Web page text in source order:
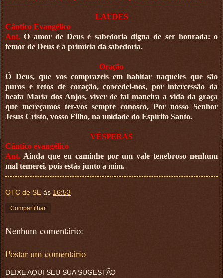
LAUDES
Cântico Evangélico
Ant. O amor de Deus é sabedoria digna de ser honrada: o
temor de Deus é a primícia da sabedoria.
Oração
Ó Deus, que vos comprazeis em habitar naqueles que são
puros e retos de coração, concedei-nos, por intercessão da
beata Maria dos Anjos, viver de tal maneira a vida da graça
que mereçamos ter-vos sempre conosco, Por nosso Senhor
Jesus Cristo, vosso Filho, na unidade do Espírito Santo.
VÉSPERAS
Cântico evangélico
Ant. Ainda que eu caminhe por um vale tenebroso nenhum
mal temerei, pois estás junto a mim.
OTC de SE às 16:53
Compartilhar
Nenhum comentário:
Postar um comentário
DEIXE AQUI SEU SUA SUGESTÃO